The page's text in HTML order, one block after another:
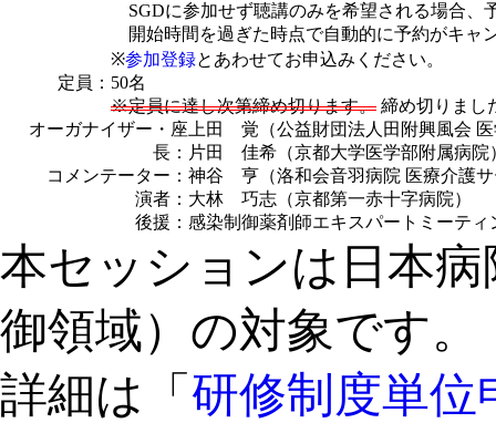
SGDに参加せず聴講のみを希望される場合、
開始時間を過ぎた時点で自動的に予約がキャ
※参加登録とあわせてお申込みください。
定員： 50名
※定員に達し次第締め切ります。 締め切りまし
オーガナイザー・座
長：
上田 覚（公益財団法⼈⽥附興⾵会
片田 佳希（京都大学医学部附属病院
コメンテーター： 神谷 亨（洛和会音羽病院 医療介護
演者： 大林 巧志（京都第一赤十字病院）
後援： 感染制御薬剤師エキスパートミーティ
本セッションは日本
御領域）の対象です。
詳細は「 研修制度単位